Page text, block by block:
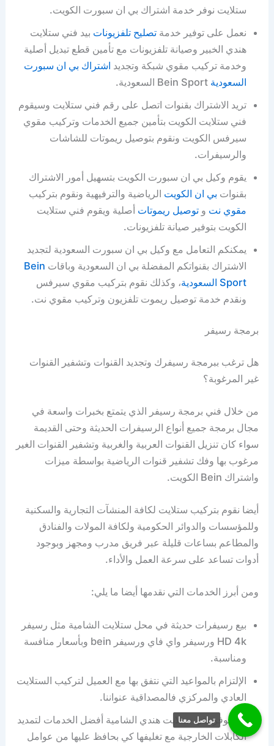
ستلايت نوفر خدمة اشتراك بي ان سبورت الكويت.
نعمل على توفير خدمةتصليح تلفزيونات بيد فني ستلايت
هندي الخبير وصيانة تلفزيونات مع تأمين قطع تبديل أصلية
وخدمة تركيب مقوي شبكة وتجديد اشتراك بي ان سبورت
السعودية Bein Sport السعودية.
تريد الاشتراك بقنوات اتصل على رقم فني ستلايت وسيقوم
فني ستلايت الكويت بتأمين جميع الخدمات وتركيب مقوي
سيرفس الكويت ونقوم بتوصيل ريموتات للشاشات
والرسيفرات.
يقوم وكيل بي ان سبورت الكويت بتسهيل أمور الاشتراك
بقنوات بي ان الكويت الرياضية والترفيهية ونقوم بتركيب
مقوي نت وتوصيل ريموتات أصلية ويقوم فني ستلايت
الكويت بتوفير صيانة تلفزيونات.
يمكنكم التعامل مع وكيل بي ان سبورت السعودية لتجديد
الاشتراك بقنواتكم المفضلة بي ان السعودية وباقات Bein
Sport السعودية
، وكذلك نقوم بتركيب مقوي سيرفس
ونقدم خدمة توصيل ريموت تلفزيون وتركيب مقوي نت.
برمجة رسيفر
هل ترغب ببرمجة رسيفرك وتجديد القنوات وتشفير القنوات
غير المرغوبة؟
من خلال فني برمجة رسيفر الذي يتمتع بخبرات واسعة في
مجال برمجة جميع أنواع الرسيفرات الحديثة وحتى القديمة
سواء كان تنزيل القنوات العربية والغربية وتشفير القنوات الغير
مرغوب بها وفك تشفير قنوات الرياضية بواسطة ميزات
واشتراك Bein الكويت.
أيضا نقوم بتركيب ستلايت لكافة المنشآت التجارية والسكنية
وللمؤسسات والدوائر الحكومية ولكافة المولات والفنادق
والمطاعم بساعات قليلة عبر فريق مدرب ومجهز وبوجود
أدوات تساعد على سرعة العمل والأداء.
ومن أبرز الخدمات التي نقدمها أيضا ما يلي:
بيع رسيفرات حديثة في محل ستلايت الشامية مثل رسيفر
HD 4k ورسيفر واي فاي ورسيفر bein وبأسعار منافسة
ومناسبة.
الإلتزام بالمواعيد التي نتفق بها مع العميل لتركيب الستلايت
العادي والمركزي فالمصداقية عنواننا.
كما يوفر فني ستلايت هندي الشامية أفضل الخدمات لتمديد
الكابلات الخارجية مع تغليفها كي بحافظ عليها من عوامل
تواصل معنا